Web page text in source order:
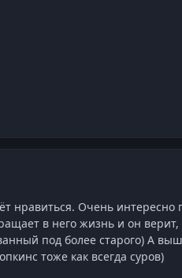
нравиться. Очень интересно
в него жизнь и он
под более старого) А
тоже как всегда суров)